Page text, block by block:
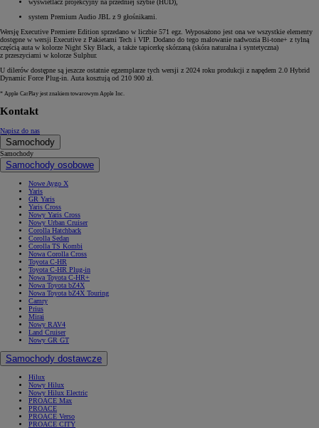
wyświetlacz projekcyjny na przedniej szybie (HUD),
system Premium Audio JBL z 9 głośnikami.
Wersję Executive Premiere Edition sprzedano w liczbie 571 egz. Wyposażono jest ona we wszystkie elementy
dostępne w wersji Executive z Pakietami Tech i VIP. Dodano do tego malowanie nadwozia Bi-tone+ z tylną
częścią auta w kolorze Night Sky Black, a także tapicerkę skórzaną (skóra naturalna i syntetyczna)
z przeszyciami w kolorze Sulphur.
U dilerów dostępne są jeszcze ostatnie egzemplarze tych wersji z 2024 roku produkcji z napędem 2.0 Hybrid
Dynamic Force Plug-in. Auta kosztują od 210 900 zł.
* Apple CarPlay jest znakiem towarowym Apple Inc.
Kontakt
Napisz do nas
Samochody
Samochody
Samochody osobowe
Nowe Aygo X
Yaris
GR Yaris
Yaris Cross
Nowy Yaris Cross
Nowy Urban Cruiser
Corolla Hatchback
Corolla Sedan
Corolla TS Kombi
Nowa Corolla Cross
Toyota C-HR
Toyota C-HR Plug-in
Nowa Toyota C-HR+
Nowa Toyota bZ4X
Nowa Toyota bZ4X Touring
Camry
Prius
Mirai
Nowy RAV4
Land Cruiser
Nowy GR GT
Samochody dostawcze
Hilux
Nowy Hilux
Nowy Hilux Electric
PROACE Max
PROACE
PROACE Verso
PROACE CITY